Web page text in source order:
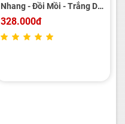
Nhang - Đồi Mồi - Trắng Da
MYLOVE NEW 30g
328.000đ